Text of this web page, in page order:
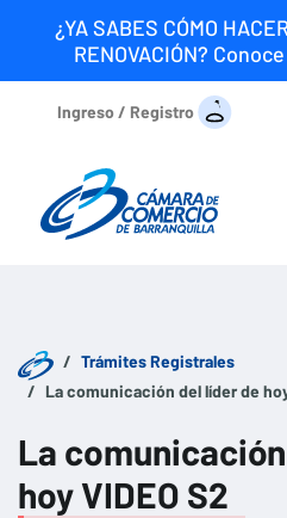
¿YA SABES CÓMO
RENOVACIÓN?
Ingreso / Registro
Trámites Registrales
La comunicación del líder de
La
hoy VIDEO S2